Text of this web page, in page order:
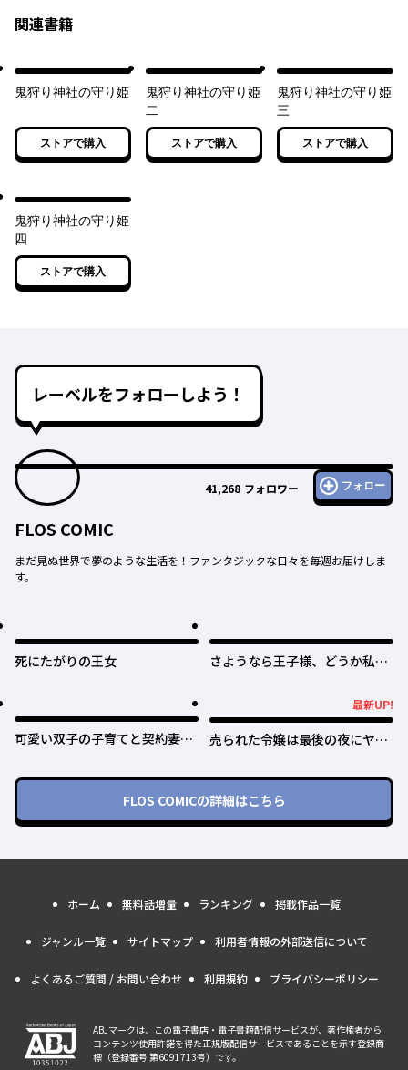
関連書籍
鬼狩り神社の守り姫
ストアで購入
鬼狩り神社の守り姫
二
ストアで購入
鬼狩り神社の守り姫
三
ストアで購入
鬼狩り神社の守り姫
四
ストアで購入
レーベルをフォローしよう！
41,268 フォロワー フォロー
FLOS COMIC
まだ見ぬ世界で夢のような生活を！ファンタジックな日々を毎週お届けしま
す。
死にたがりの王女
さようなら王子様、どうか私の
可愛い双子の子育てと契約妻は
最新UP!
売られた令嬢は最後の夜にヤリ
ていると、迎えに来たのは激重
王子様でした〜
FLOS COMICの詳細はこちら
ホーム 無料話増量 ランキング 掲載作品一覧
ジャンル一覧 サイトマップ 利用者情報の外部送信について
よくあるご質問 / お問い合わせ 利用規約 プライバシーポリシー
ABJマークは、この電子書店・電子書籍配信サービスが、著作権者から
コンテンツ使用許諾を得た正規版配信サービスであることを示す登録商
標（登録番号 第6091713号）です。